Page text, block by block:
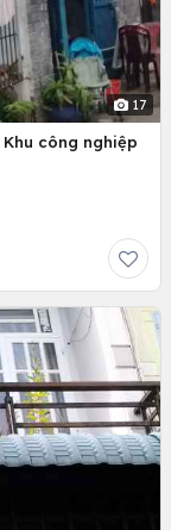
17
công nghiệp